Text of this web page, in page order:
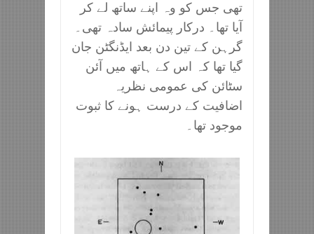
تھی جس کو وہ اپنے ساتھ لے کر
آیا تھا۔ درکار پیمائش سادہ تھی۔
گرہن کے تین دن بعد ایڈنگٹن جان
گیا تھا کہ اس کے ہاتھ میں آئن
سٹائن کی عمومی نظریہ
اضافیت کے درست ہونے کا ثبوت
موجود تھا۔